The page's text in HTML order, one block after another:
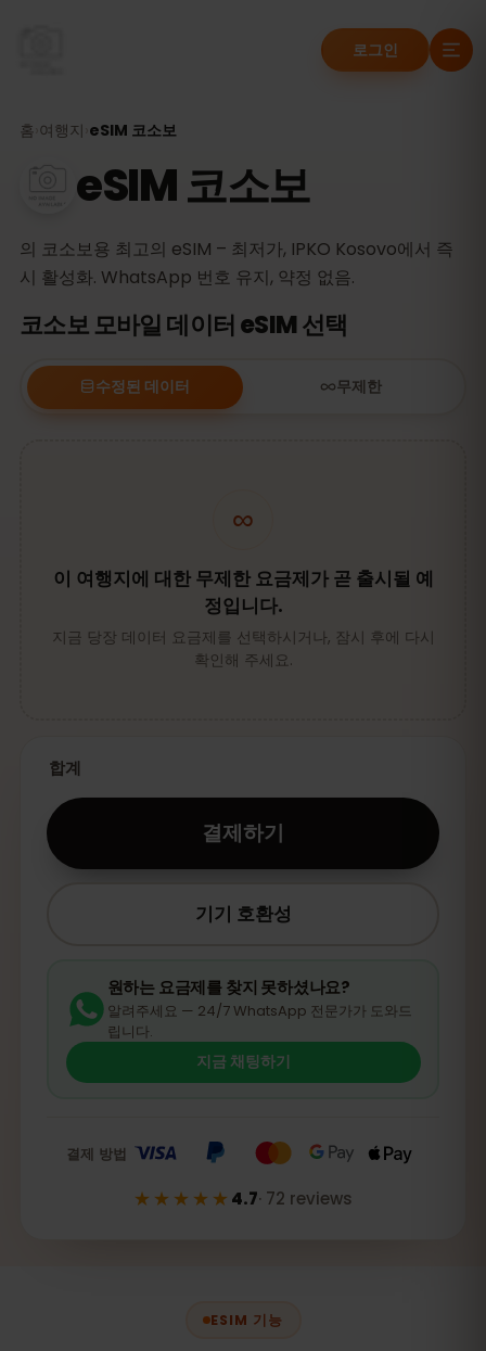
로그인
홈 여행지 eSIM 코소보
eSIM 코소보
의 코소보용 최고의 eSIM – 최저가, IPKO Kosovo에서 즉
시 활성화. WhatsApp 번호 유지, 약정 없음.
코소보 모바일 데이터 eSIM 선택
수정된 데이터 무제한
∞
이 여행지에 대한 무제한 요금제가 곧 출시될 예
정입니다.
지금 당장 데이터 요금제를 선택하시거나, 잠시 후에 다시
확인해 주세요.
합계
결제하기
기기 호환성
원하는 요금제를 찾지 못하셨나요?
알려주세요 — 24/7 WhatsApp 전문가가 도와드
립니다.
지금 채팅하기
결제 방법
★★★★★ 4.7· 72 reviews
ESIM 기능